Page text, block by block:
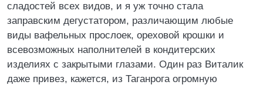
сладостей всех видов, и я уж точно стала
заправским дегустатором, различающим любые
виды вафельных прослоек, ореховой крошки и
всевозможных наполнителей в кондитерских
изделиях с закрытыми глазами. Один раз Виталик
даже привез, кажется, из Таганрога огромную